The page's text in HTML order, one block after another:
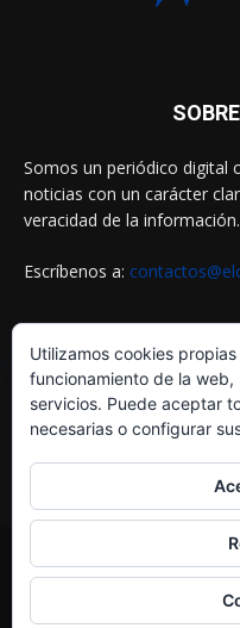
Somos un periódico digital
noticias con un carácter
veracidad de la información.
Escríbenos a:
©
Aviso
Utilizamos cookies
funcionamiento de la
servicios. Puede aceptar
necesarias o configurar